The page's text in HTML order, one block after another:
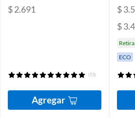
$ 2.691
(53)
Agregar
$
$
ECO